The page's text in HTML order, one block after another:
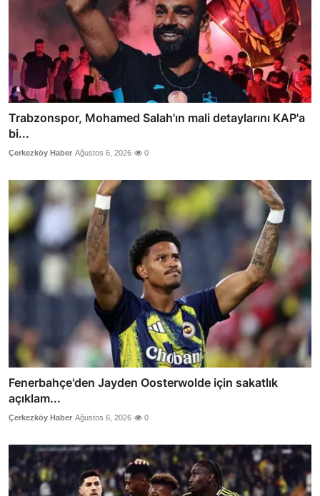
Trabzonspor, Mohamed Salah'ın mali detaylarını KAP'a
bi...
Çerkezköy Haber Ağustos 6, 2026 0
Fenerbahçe'den Jayden Oosterwolde için sakatlık
açıklam...
Çerkezköy Haber Ağustos 6, 2026 0